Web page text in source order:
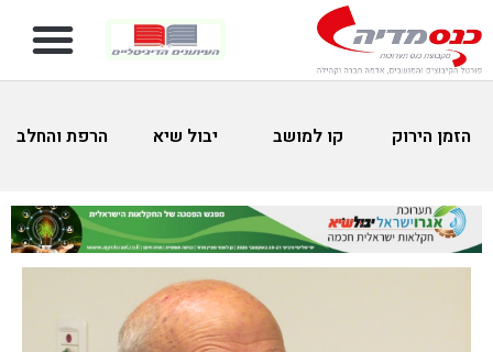
הזמן הירוק קו למושב יבול שיא הרפת והחלב